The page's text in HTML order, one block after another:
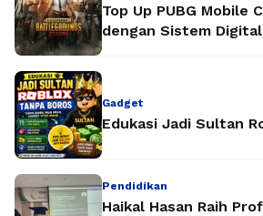
Top Up PUBG Mobile
dengan Sistem
Gadget
Edukasi Jadi Sultan
Pendidikan
Haikal Hasan Raih